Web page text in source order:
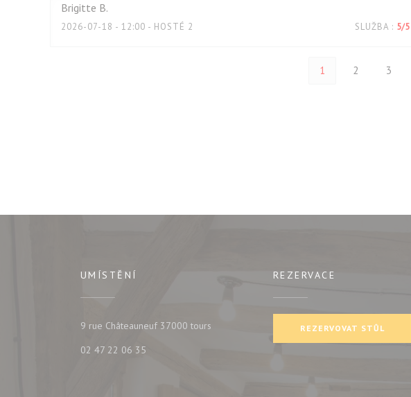
Brigitte B
2026-07-18 - 12:00 - HOSTÉ 2 SLUŽBA : 5/5
1 2 3
UMÍSTĚNÍ
9 rue Châteauneuf 37000 tours((otevře se v novém okně))
02 47 22 06 35
REZERVACE
REZERVOVAT STŮL